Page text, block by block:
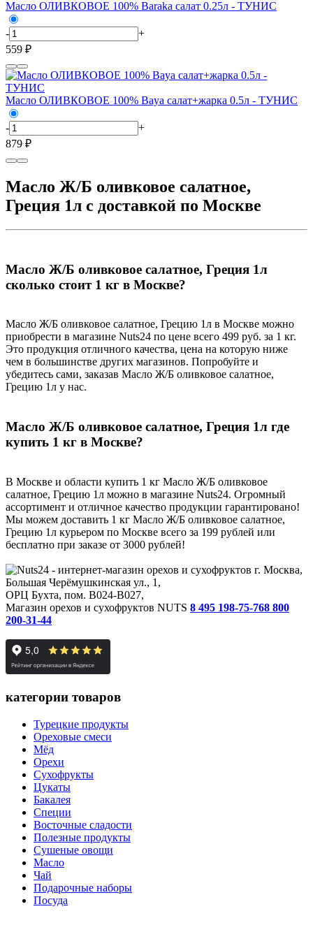
Масло ОЛИВКОВОЕ 100% Baraka салат 0.25л - ТУНИС
-
+
559 ₽
Масло ОЛИВКОВОЕ 100% Baya салат+жарка 0.5л - ТУНИС
-
+
879 ₽
Масло Ж/Б оливковое салатное,
Греция 1л с доставкой по Москве
Масло Ж/Б оливковое салатное, Греция 1л
сколько стоит 1 кг в Москве?
Масло Ж/Б оливковое салатное, Грецию 1л в Москве можно
приобрести в магазине Nuts24 по цене всего 499 руб. за 1 кг.
Это продукция отличного качества, цена на которую ниже
чем в большинстве других магазинов. Попробуйте и
убедитесь сами, заказав Масло Ж/Б оливковое салатное,
Грецию 1л у нас.
Масло Ж/Б оливковое салатное, Греция 1л где
купить 1 кг в Москве?
В Москве и области купить 1 кг Масло Ж/Б оливковое
салатное, Грецию 1л можно в магазине Nuts24. Огромный
ассортимент и отличное качество продукции гарантировано!
Мы можем доставить 1 кг Масло Ж/Б оливковое салатное,
Грецию 1л курьером по Москве всего за 199 рублей или
бесплатно при заказе от 3000 рублей!
г. Москва,
Большая Черёмушкинская ул., 1,
ОРЦ Бухта, пом. B024-B027,
Магазин орехов и сухофруктов NUTS 8 495 198-75-768 800
200-31-44
категории товаров
Турецкие продукты
Ореховые смеси
Мёд
Орехи
Сухофрукты
Цукаты
Бакалея
Специи
Восточные сладости
Полезные продукты
Сушеные овощи
Масло
Чай
Подарочные наборы
Посуда